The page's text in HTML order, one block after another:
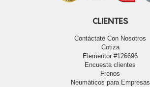
CLIENTES
Contáctate Con Nosotros
Cotiza
Elementor #126696
Encuesta clientes
Frenos
Neumáticos para Empresas